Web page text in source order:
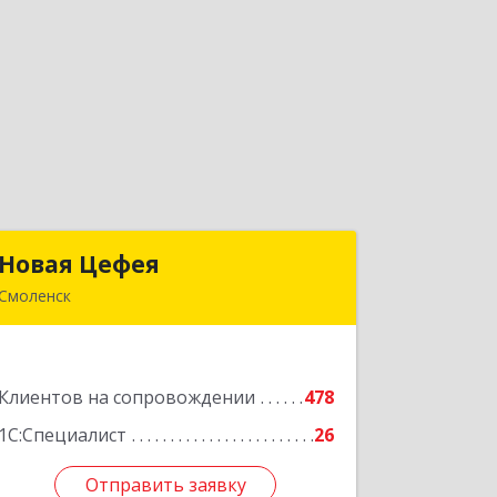
Новая Цефея
Клиентов на сопровождении
478
1С:Специалист
26
Отправить заявку
Отправить заявку